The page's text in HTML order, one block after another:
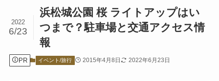
浜松城公園 桜 ライトアップはい
つまで？駐車場と交通アクセス情
報
2022
6/23
PR イベント/旅行 2015年4月8日 2022年6月23日